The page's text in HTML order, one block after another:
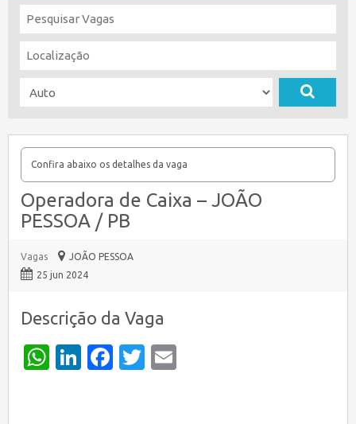
Confira abaixo os detalhes da vaga
Operadora de Caixa – JOÃO
PESSOA / PB
Vagas
JOÃO PESSOA
25 jun 2024
Descrição da Vaga
WhatsApp
LinkedIn
Facebook
Twitter